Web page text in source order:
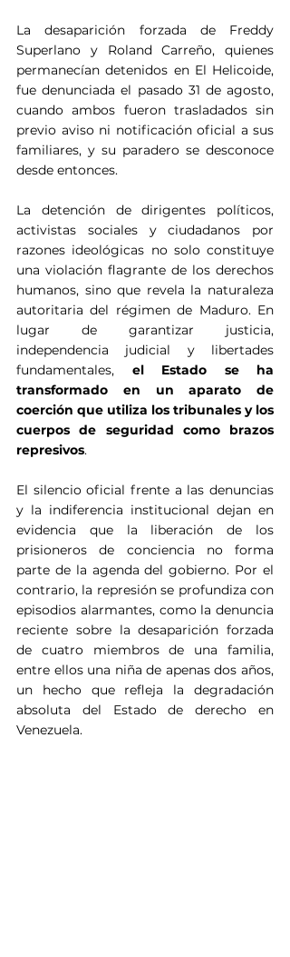
La desaparición forzada de Freddy
Superlano y Roland Carreño, quienes
permanecían detenidos en El Helicoide,
fue denunciada el pasado 31 de agosto,
cuando ambos fueron trasladados sin
previo aviso ni notificación oficial a sus
familiares, y su paradero se desconoce
desde entonces.
La detención de dirigentes políticos,
activistas sociales y ciudadanos por
razones ideológicas no solo constituye
una violación flagrante de los derechos
humanos, sino que revela la naturaleza
autoritaria del régimen de Maduro. En
lugar de garantizar justicia,
independencia judicial y libertades
fundamentales, el Estado se ha
transformado en un aparato de
coerción que utiliza los tribunales y los
cuerpos de seguridad como brazos
represivos.
El silencio oficial frente a las denuncias
y la indiferencia institucional dejan en
evidencia que la liberación de los
prisioneros de conciencia no forma
parte de la agenda del gobierno. Por el
contrario, la represión se profundiza con
episodios alarmantes, como la denuncia
reciente sobre la desaparición forzada
de cuatro miembros de una familia,
entre ellos una niña de apenas dos años,
un hecho que refleja la degradación
absoluta del Estado de derecho en
Venezuela.